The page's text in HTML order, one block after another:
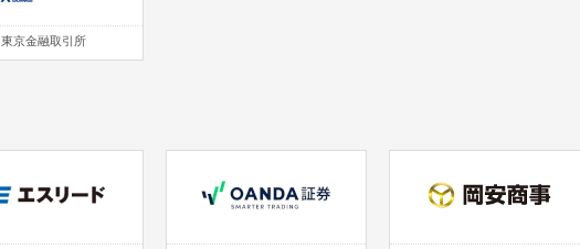
東京金融取引所